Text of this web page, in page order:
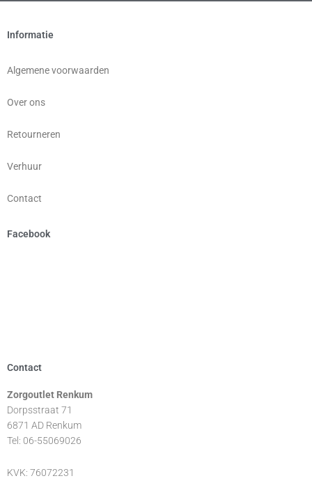
Informatie
Algemene voorwaarden
Over ons
Retourneren
Verhuur
Contact
Facebook
Contact
Zorgoutlet Renkum
Dorpsstraat 71
6871 AD Renkum
Tel: 06-55069026
KVK: 76072231